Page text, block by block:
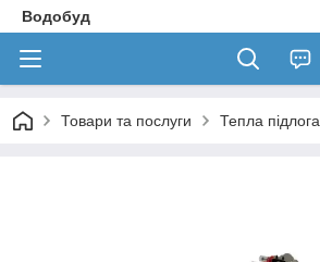
Водобуд
Товари та послуги Тепла підлога